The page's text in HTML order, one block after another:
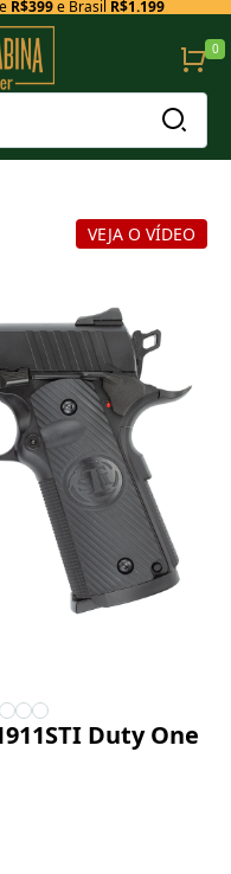
R$399e Brasil R$1.199
0
VEJA O VÍDEO
Duty One